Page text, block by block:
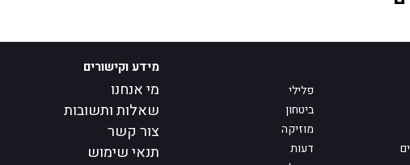
פלילי
ביטחון
מוזיקה
דעות
מידע וקישורים
מי אנחנו
שאלות ותשובות
צור קשר
תנאי שימוש